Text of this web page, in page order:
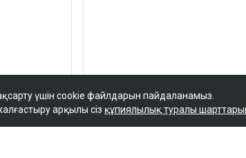
үшін cookie файлдарын пайдаланамыз.
арқылы сіз құпиялылық туралы